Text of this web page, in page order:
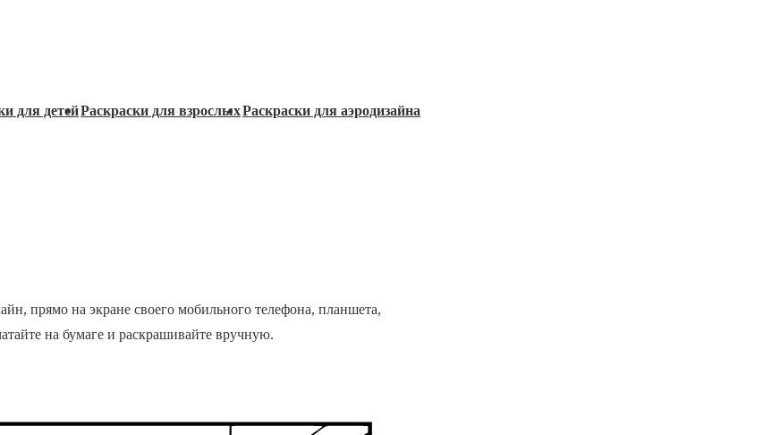
для детейРаскраски для взрослыхРаскраски для аэродизайна
прямо на экране своего мобильного телефона, планшета,
на бумаге и раскрашивайте вручную.